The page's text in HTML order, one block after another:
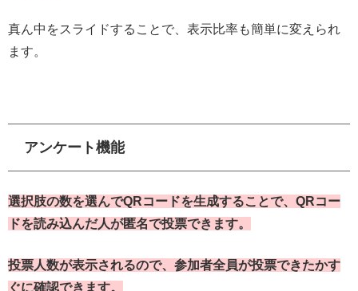
真ん中をスライドすることで、表示比率も簡単に変えられ
ます。
アンケート機能
選択肢の数を選んでQRコードを生成することで、QRコー
ドを読み込んだ人が匿名で投票できます。
投票人数が表示されるので、参加者全員が投票できたかす
ぐに確認できます。